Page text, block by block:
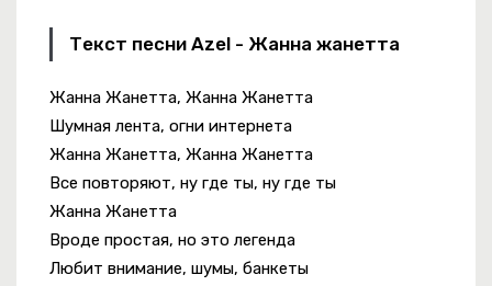
Текст песни Azel - Жанна жанетта
Жанна Жанетта, Жанна Жанетта
Шумная лента, огни интернета
Жанна Жанетта, Жанна Жанетта
Все повторяют, ну где ты, ну где ты
Жанна Жанетта
Вроде простая, но это легенда
Любит внимание, шумы, банкеты